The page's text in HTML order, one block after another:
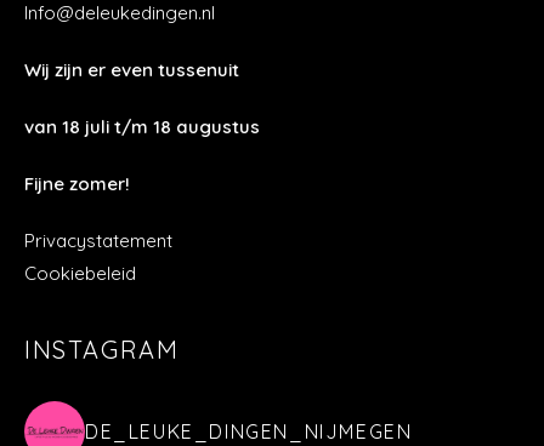
Info@deleukedingen.nl
Wij zijn er even tussenuit
van 18 juli t/m 18 augustus
Fijne zomer!
Privacystatement
Cookiebeleid
INSTAGRAM
DE_LEUKE_DINGEN_NIJMEGEN